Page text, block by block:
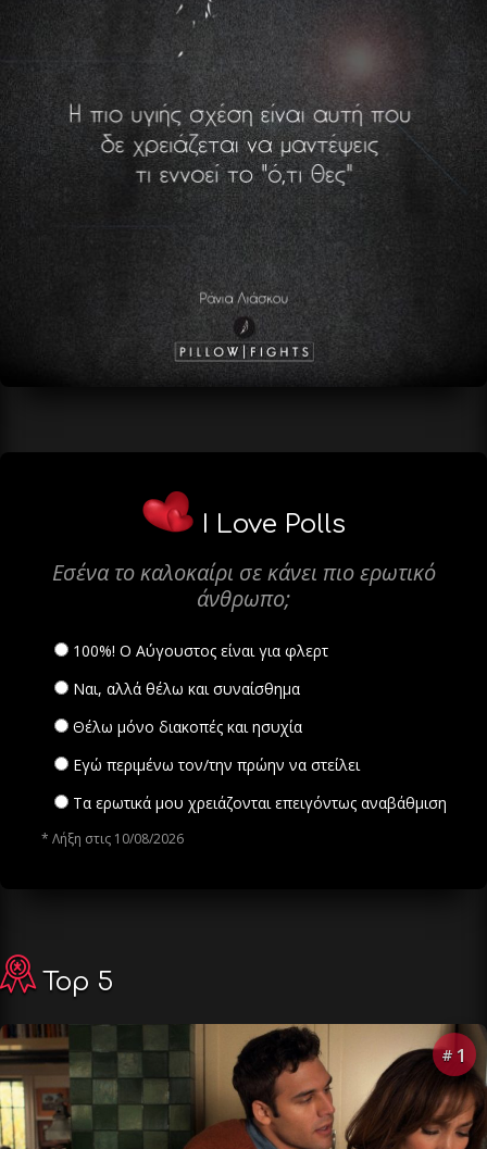
I Love Polls
Εσένα το καλοκαίρι σε κάνει πιο ερωτικό
άνθρωπο;
100%! Ο Αύγουστος είναι για φλερτ
Ναι, αλλά θέλω και συναίσθημα
Θέλω μόνο διακοπές και ησυχία
Εγώ περιμένω τον/την πρώην να στείλει
Τα ερωτικά μου χρειάζονται επειγόντως αναβάθμιση
* Λήξη στις 10/08/2026
Top 5
# 1